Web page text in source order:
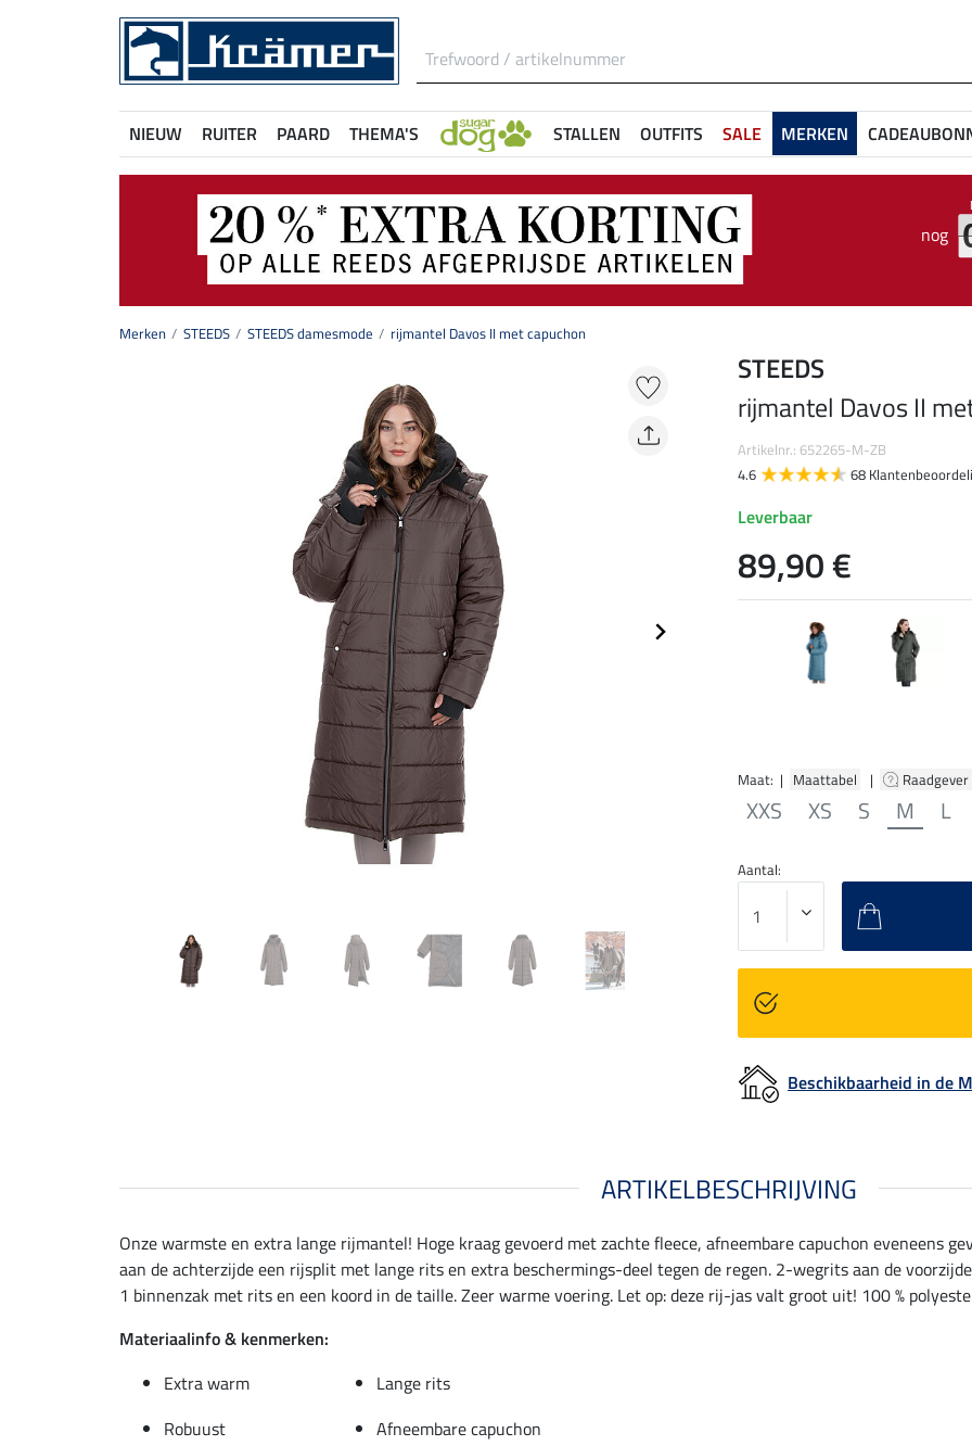
NIEUW RUITER PAARD THEMA'S STALLEN OUTFITS SALE MERKEN
nog
Merken STEEDS STEEDS damesmode rijmantel Davos II met capuchon
Maat: | Maattabel | Raadgever
XXS XS S M L
STEEDS
rijmantel Davos II
Artikelnr.: 652265-M-ZB
4.6
68
Leverbaar
89,90 €
Aantal:
Beschikbaarheid in de
ARTIKELBESCHRIJVING
Onze warmste en extra lange rijmantel! Hoge kraag gevoerd met zachte fleece, afneembare capuchon eveneens
aan de achterzijde een rijsplit met lange rits en extra beschermings-deel tegen de regen. 2-wegrits aan de
1 binnenzak met rits en een koord in de taille. Zeer warme voering. Let op: deze rij-jas valt groot uit! 100 %
Materiaalinfo & kenmerken:
Extra warm
Lange rits
Robuust
Afneembare capuchon